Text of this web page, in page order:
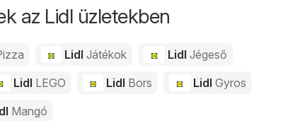
az Lidl üzletekben
LidlJátékok LidlJégeső
Lidl LEGO Lidl Bors LidlGyros
Mangó